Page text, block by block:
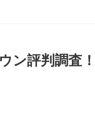
ン評判調査